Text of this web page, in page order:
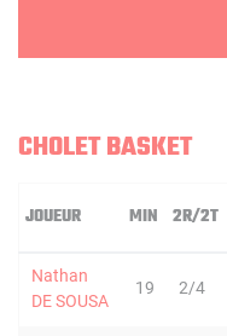
CHOLET BASKET
JOUEUR MIN 2R/2T
Nathan
DE SOUSA
19 2/4